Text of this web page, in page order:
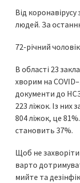
Від
людей. За
72-річний
В області 23
хворим на
документи до
223 ліжок. Із них
804 ліжок, це
становить 37%.
Щоб не захворіти
варто
мийте та